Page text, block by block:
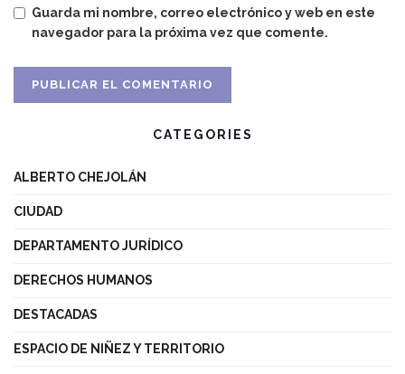
Guarda mi nombre, correo electrónico y web en este
navegador para la próxima vez que comente.
CATEGORIES
ALBERTO CHEJOLÁN
CIUDAD
DEPARTAMENTO JURÍDICO
DERECHOS HUMANOS
DESTACADAS
ESPACIO DE NIÑEZ Y TERRITORIO